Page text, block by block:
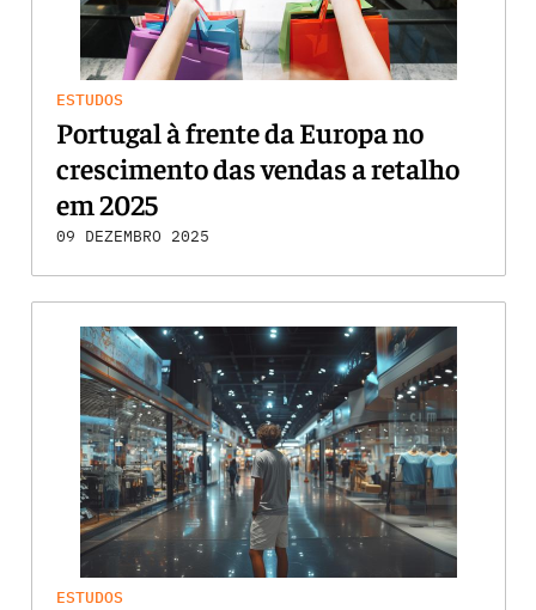
ESTUDOS
Portugal à frente da Europa no
crescimento das vendas a retalho
em 2025
09 DEZEMBRO 2025
ESTUDOS